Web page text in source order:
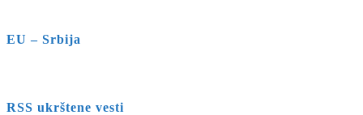
EU – Srbija
RSS ukrštene vesti